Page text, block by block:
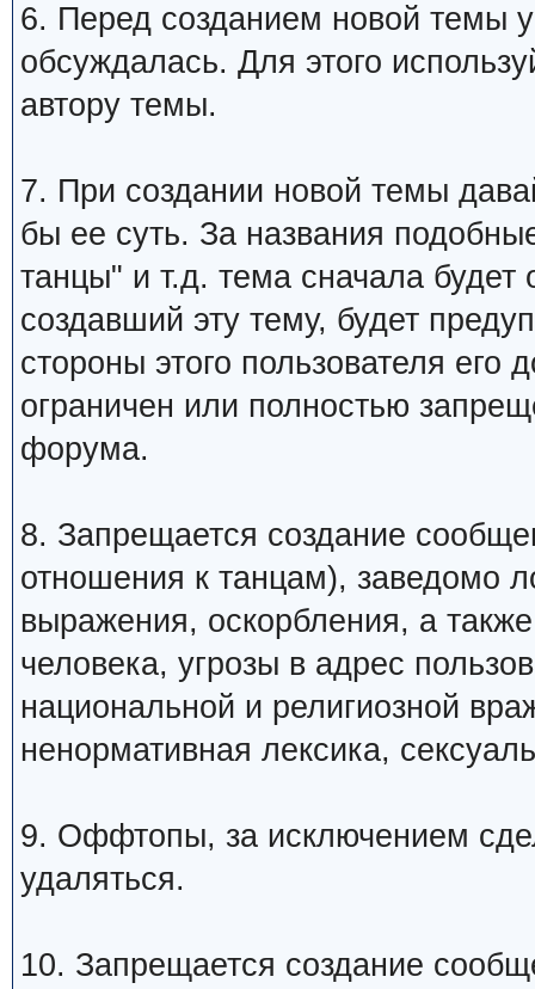
6. Перед созданием новой темы
обсуждалась. Для этого
автору темы.
7. При создании новой темы
бы ее суть. За названия
танцы" и т.д. тема сначала будет
создавший эту тему, будет
стороны этого пользователя
ограничен или полностью
форума.
8. Запрещается создание
отношения к танцам), заведомо
выражения, оскорбления, а
человека, угрозы в адрес
национальной и религиозной
ненормативная лексика,
9. Оффтопы, за исключением
удаляться.
10. Запрещается создание